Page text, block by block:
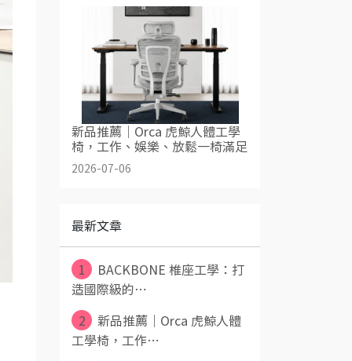
新品推薦｜Orca 虎鯨人體工學
椅，工作、娛樂、放鬆一椅滿足
2026-07-06
最新文章
1
BACKBONE 椎座工學：打
造國際級的⋯
2
新品推薦｜Orca 虎鯨人體
工學椅，工作⋯